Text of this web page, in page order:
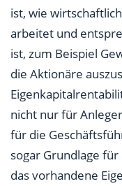
ist, wie
arbeitet und
ist, zum Beispiel
die Aktionäre
nicht nur für
für die
sogar Grundlage
das vorhandene